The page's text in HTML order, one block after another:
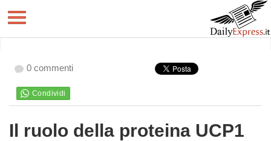
0 commenti
Il ruolo della proteina UCP1